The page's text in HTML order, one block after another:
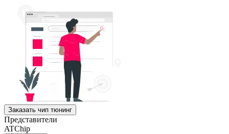
Заказать чип тюнинг
Представители
ATChip